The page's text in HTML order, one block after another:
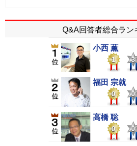
Q&A回答者総合ラン
小西 薫
1 3
福田 宗就
0 0
高橋 聡
0 0